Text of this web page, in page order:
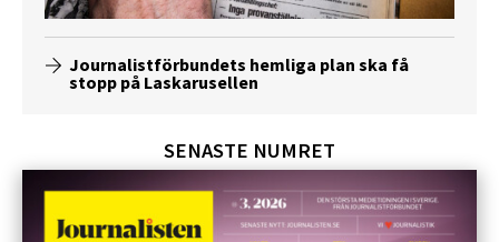
Journalistförbundets hemliga plan ska få
stopp på Laskarusellen
SENASTE NUMRET